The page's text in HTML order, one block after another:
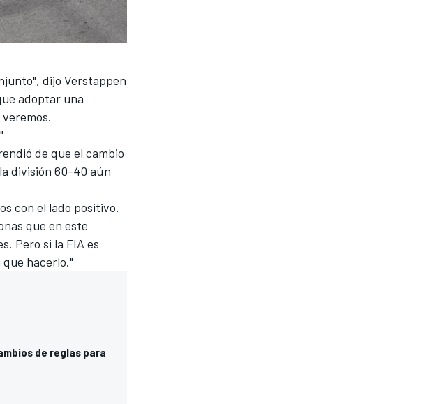
dijo Verstappen
adoptar una
de que el cambio
división 60-40 aún
con el lado positivo.
que en este
Pero si la FIA es
hacerlo."
de reglas para